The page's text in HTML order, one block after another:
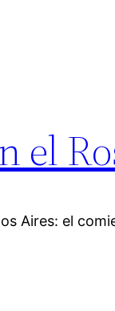
el
Aires: el